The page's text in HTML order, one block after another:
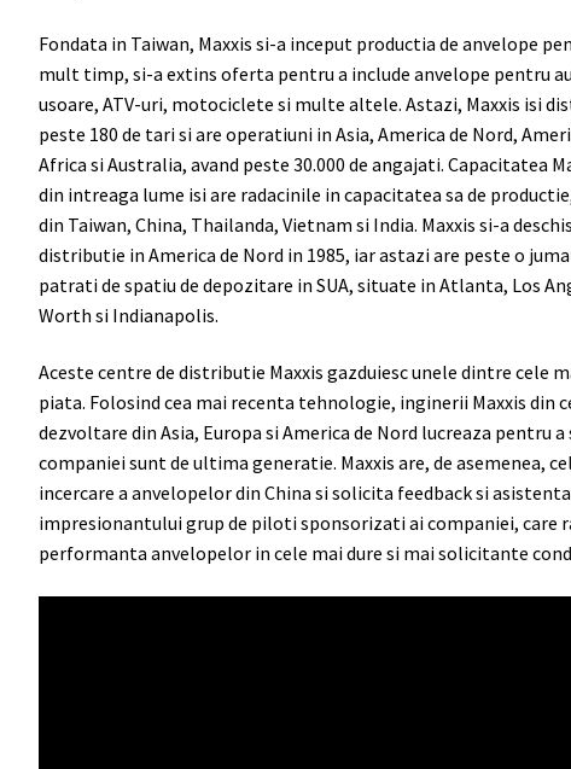
Fondata in Taiwan, Maxxis si-a inceput productia de anvelope
mult timp, si-a extins oferta pentru a include anvelope pentru
usoare, ATV-uri, motociclete si multe altele. Astazi, Maxxis isi
peste 180 de tari si are operatiuni in Asia, America de Nord,
Africa si Australia, avand peste 30.000 de angajati. Capacitatea
din intreaga lume isi are radacinile in capacitatea sa de
din Taiwan, China, Thailanda, Vietnam si India. Maxxis si-a
distributie in America de Nord in 1985, iar astazi are peste o
patrati de spatiu de depozitare in SUA, situate in Atlanta, Los
Worth si Indianapolis.
Aceste centre de distributie Maxxis gazduiesc unele dintre cele
piata. Folosind cea mai recenta tehnologie, inginerii Maxxis din
dezvoltare din Asia, Europa si America de Nord lucreaza pentru a
companiei sunt de ultima generatie. Maxxis are, de asemenea,
incercare a anvelopelor din China si solicita feedback si
impresionantului grup de piloti sponsorizati ai companiei, care
performanta anvelopelor in cele mai dure si mai solicitante